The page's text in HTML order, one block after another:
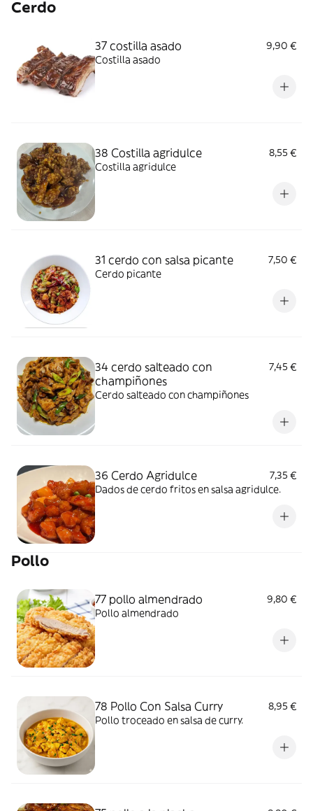
Cerdo
37 costilla asado
9,90 €
Costilla asado
38 Costilla agridulce
8,55 €
Costilla agridulce
31 cerdo con salsa picante
7,50 €
Cerdo picante
34 cerdo salteado con
champiñones
7,45 €
Cerdo salteado con champiñones
36 Cerdo Agridulce
7,35 €
Dados de cerdo fritos en salsa agridulce.
Pollo
77 pollo almendrado
9,80 €
Pollo almendrado
78 Pollo Con Salsa Curry
8,95 €
Pollo troceado en salsa de curry.